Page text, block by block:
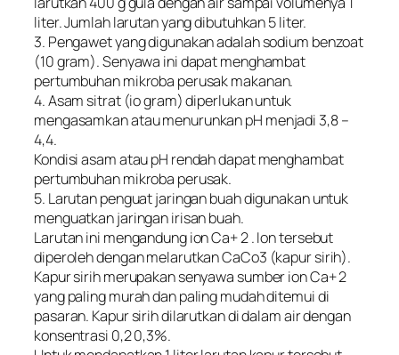
liter. Jumlah larutan yang dibutuhkan 5 liter.
3. Pengawet yang digunakan adalah sodium benzoat
(10 gram). Senyawa ini dapat menghambat
pertumbuhan mikroba perusak makanan.
4. Asam sitrat (io gram) diperlukan untuk
mengasamkan atau menurunkan pH menjadi 3,8 –
4,4.
Kondisi asam atau pH rendah dapat menghambat
pertumbuhan mikroba perusak.
5. Larutan penguat jaringan buah digunakan untuk
menguatkan jaringan irisan buah.
Larutan ini mengandung ion Ca+ 2 . Ion tersebut
diperoleh dengan melarutkan CaCo3 (kapur sirih).
Kapur sirih merupakan senyawa sumber ion Ca+ 2
yang paling murah dan paling mudah ditemui di
pasaran. Kapur sirih dilarutkan di dalam air dengan
konsentrasi 0,2 0,3%.